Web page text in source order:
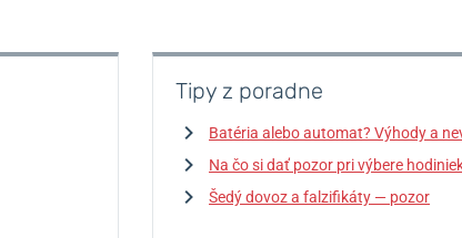
Tipy z poradne
Batéria alebo automat? Výhody a
Na čo si dať pozor pri výbere
Šedý dovoz a falzifikáty — pozor